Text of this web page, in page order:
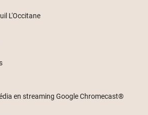
L'Occitane
en streaming Google Chromecast®